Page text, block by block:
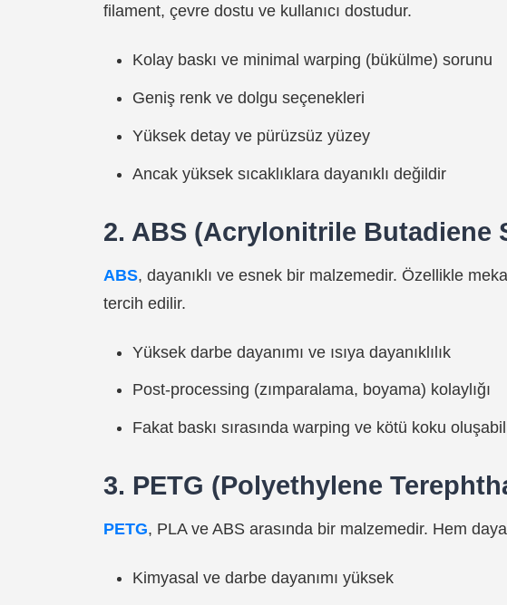
filament, çevre dostu ve kullanıcı dostudur.
Kolay baskı ve minimal warping (bükülme) sorunu
Geniş renk ve dolgu seçenekleri
Yüksek detay ve pürüzsüz yüzey
Ancak yüksek sıcaklıklara dayanıklı değildir
2. ABS (Acrylonitrile Butadiene
ABS, dayanıklı ve esnek bir malzemedir. Özellikle
tercih edilir.
Yüksek darbe dayanımı ve ısıya dayanıklılık
Post-processing (zımparalama, boyama) kolaylığı
Fakat baskı sırasında warping ve kötü koku
3. PETG (Polyethylene
PETG, PLA ve ABS arasında bir malzemedir. Hem
Kimyasal ve darbe dayanımı yüksek